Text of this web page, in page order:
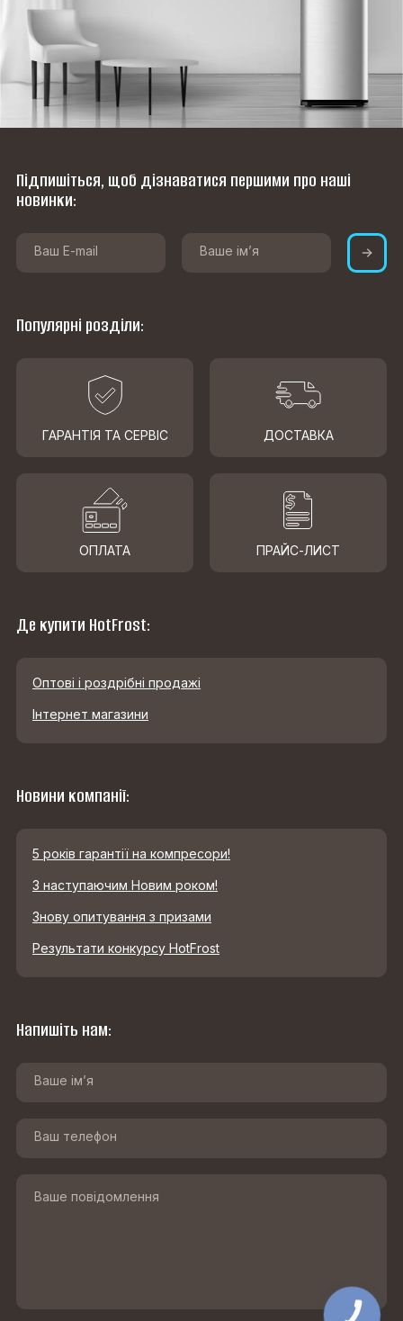
Підпишіться, щоб дізнаватися першими про наші
новинки:
Популярні розділи:
ГАРАНТІЯ ТА СЕРВІС ДОСТАВКА
ОПЛАТА ПРАЙС-ЛИСТ
Де купити HotFrost:
Оптові і роздрібні продажі
Інтернет магазини
Новини компанії:
5 років гарантії на компресори!
З наступаючим Новим роком!
Знову опитування з призами
Результати конкурсу HotFrost
Напишіть нам:
КНОПКА
ЗВ'ЯЗКУ